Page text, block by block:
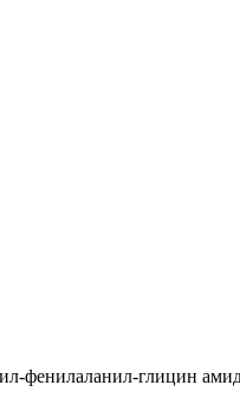
фенилаланил-глицин